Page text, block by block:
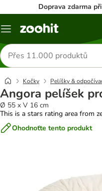
Doprava zdarma
Menu
Hledat
produkty
Kočky Pelíšky &
Angora pelíšek
Ø 55 x V 16 cm
This is a stars rating area from
Ohodnoťte tento produkt